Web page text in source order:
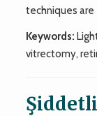
techniques
Keywords:
vitrectomy,